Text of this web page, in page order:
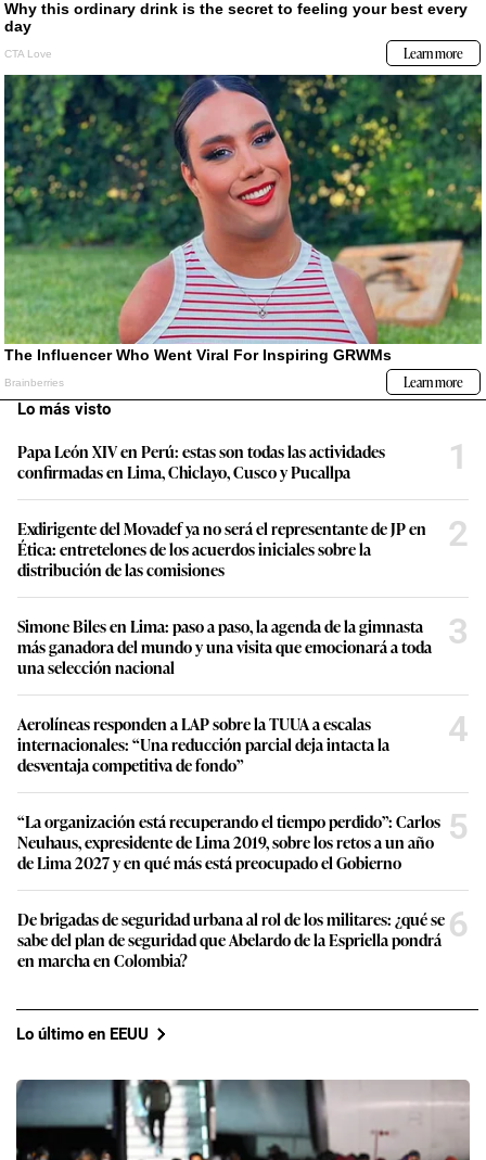
Lo más visto
Papa León XIV en Perú: estas son todas las actividades
confirmadas en Lima, Chiclayo, Cusco y Pucallpa
1
Exdirigente del Movadef ya no será el representante de JP en
Ética: entretelones de los acuerdos iniciales sobre la
distribución de las comisiones
2
Simone Biles en Lima: paso a paso, la agenda de la gimnasta
más ganadora del mundo y una visita que emocionará a toda
una selección nacional
3
Aerolíneas responden a LAP sobre la TUUA a escalas
internacionales: “Una reducción parcial deja intacta la
desventaja competitiva de fondo”
4
“La organización está recuperando el tiempo perdido”: Carlos
Neuhaus, expresidente de Lima 2019, sobre los retos a un año
de Lima 2027 y en qué más está preocupado el Gobierno
5
De brigadas de seguridad urbana al rol de los militares: ¿qué se
sabe del plan de seguridad que Abelardo de la Espriella pondrá
en marcha en Colombia?
6
Lo último en EEUU